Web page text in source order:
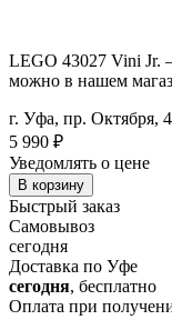
LEGO 43027 Vini Jr.
можно в нашем
г. Уфа, пр. Октября,
5 990 ₽
Уведомлять о цене
В корзину
Быстрый заказ
Самовывоз
сегодня
Доставка по Уфе
сегодня, бесплатно
Оплата при